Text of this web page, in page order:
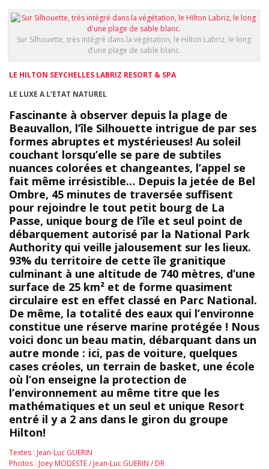
Sur Silhouette, très intégré dans la végétation, le Hilton Labriz, le long
d’une plage de sable blanc.
LE HILTON SEYCHELLES LABRIZ RESORT & SPA
LE LUXE A L’ETAT NATUREL
Fascinante à observer depuis la plage de
Beauvallon, l’île Silhouette intrigue de par ses
formes abruptes et mystérieuses! Au soleil
couchant lorsqu’elle se pare de subtiles
nuances colorées et changeantes, l’appel se
fait même irrésistible… Depuis la jetée de Bel
Ombre, 45 minutes de traversée suffisent
pour rejoindre le tout petit bourg de La
Passe, unique bourg de l’île et seul point de
débarquement autorisé par la National Park
Authority qui veille jalousement sur les lieux.
93% du territoire de cette île granitique
culminant à une altitude de 740 mètres, d’une
surface de 25 km² et de forme quasiment
circulaire est en effet classé en Parc National.
De même, la totalité des eaux qui l’environne
constitue une réserve marine protégée ! Nous
voici donc un beau matin, débarquant dans un
autre monde : ici, pas de voiture, quelques
cases créoles, un terrain de basket, une école
où l’on enseigne la protection de
l’environnement au même titre que les
mathématiques et un seul et unique Resort
entré il y a 2 ans dans le giron du groupe
Hilton!
Textes : Jean-Luc GUERIN
Photos : Joey MODESTE / Jean-Luc GUERIN / DR